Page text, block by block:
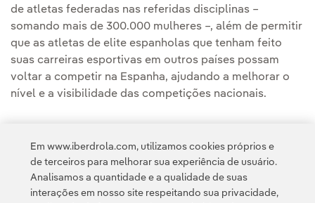
de atletas federadas nas referidas disciplinas –
somando mais de 300.000 mulheres –, além de permitir
que as atletas de elite espanholas que tenham feito
suas carreiras esportivas em outros países possam
voltar a competir na Espanha, ajudando a melhorar o
nível e a visibilidade das competições nacionais.
Acesso a informação legal
Em www.iberdrola.com, utilizamos cookies próprios e
de terceiros para melhorar sua experiência de usuário.
Analisamos a quantidade e a qualidade de suas
interações em nosso site respeitando sua privacidade,